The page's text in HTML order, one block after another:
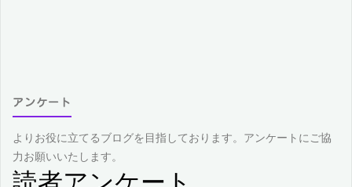
アンケート
よりお役に立てるブログを目指しております。アンケートにご協
力お願いいたします。